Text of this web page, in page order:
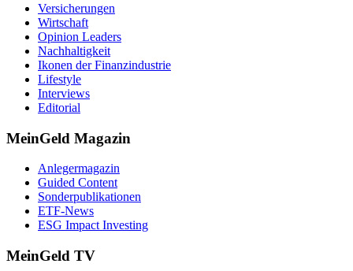
Versicherungen
Wirtschaft
Opinion Leaders
Nachhaltigkeit
Ikonen der Finanzindustrie
Lifestyle
Interviews
Editorial
MeinGeld Magazin
Anlegermagazin
Guided Content
Sonderpublikationen
ETF-News
ESG Impact Investing
MeinGeld TV